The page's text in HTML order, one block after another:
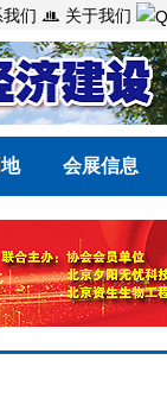
们  关于我们
会展信息